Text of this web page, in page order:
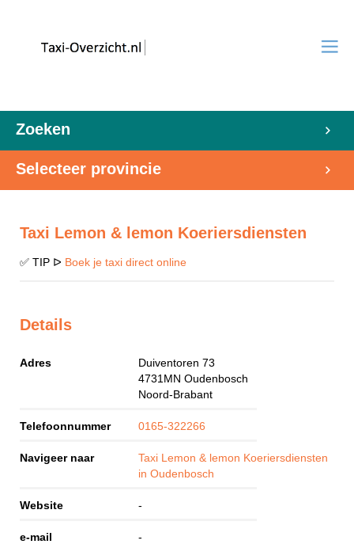
Zoeken
Selecteer provincie
Taxi Lemon & lemon Koeriersdiensten
✅ TIP ᐅ Boek je taxi direct online
Details
Adres
Duiventoren 73
4731MN Oudenbosch
Noord-Brabant
Telefoonnummer 0165-322266
Navigeer naar
Taxi Lemon & lemon Koeriersdiensten
in Oudenbosch
Website -
e-mail -